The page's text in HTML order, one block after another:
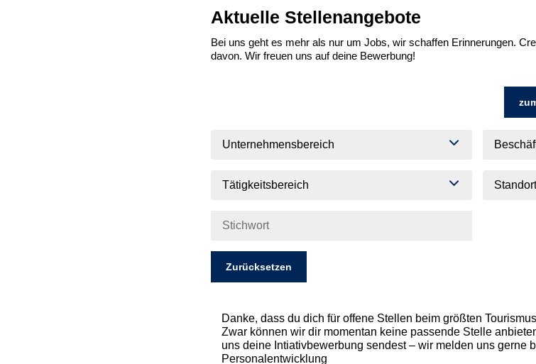
Aktuelle Stellenangebote
Bei uns geht es mehr als nur um Jobs, wir schaffen Erinnerungen.
davon. Wir freuen uns auf deine Bewerbung!
Unternehmensbereich
Tätigkeitsbereich Standort
Zurücksetzen
Danke, dass du dich für offene Stellen beim größten
Zwar können wir dir momentan keine passende Stelle
uns deine Intiativbewerbung sendest – wir melden uns gerne
Personalentwicklung